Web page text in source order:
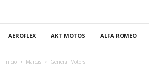
AEROFLEX AKT MOTOS ALFA ROMEO
Inicio Marcas General Motors